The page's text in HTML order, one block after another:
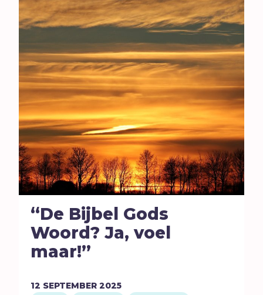
“De Bijbel Gods
Woord? Ja, voel
maar!”
12 SEPTEMBER 2025